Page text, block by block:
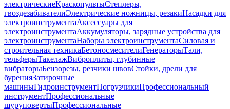
электрическиеКраскопультыСтеплеры,
гвоздезабивателиЭлектрические ножницы, резакиНасадки для
электроинструментаАксессуары для
электроинструментаАккумуляторы, зарядные устройства для
электроинструментаНаборы электроинструментаСиловая и
строительная техникаБетоносмесителиГенераторыТали,
тельферыТакелажВиброплиты, глубинные
вибраторыБензорезы, резчики швовСтойки, дрели для
буренияЗатирочные
машиныГидроинструментПогрузчикиПрофессиональный
инструментПрофессиональные
шуруповертыПрофессиональные